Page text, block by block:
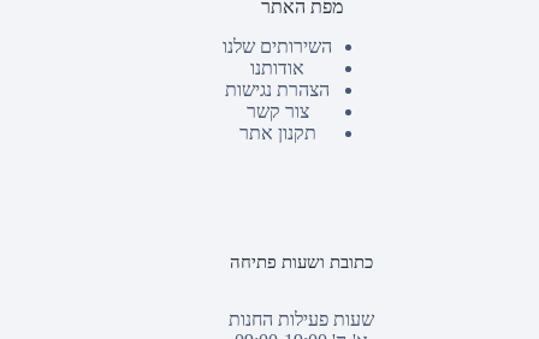
מפת האתר
השירותים שלנו
אודותנו
הצהרת נגישות
צור קשר
תקנון אתר
כתובת ושעות פתיחה
שעות פעילות החנות